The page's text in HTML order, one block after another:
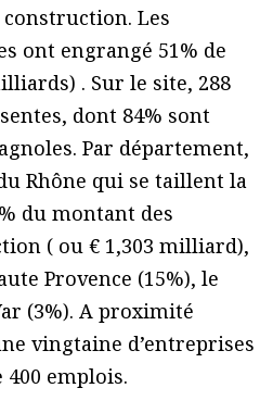
Les
ont engrangé 51% de
. Sur le site, 288
dont 84% sont
Par département,
Rhône qui se taillent la
du montant des
( ou € 1,303 milliard),
Provence (15%), le
(3%). A proximité
vingtaine d’entreprises
emplois.